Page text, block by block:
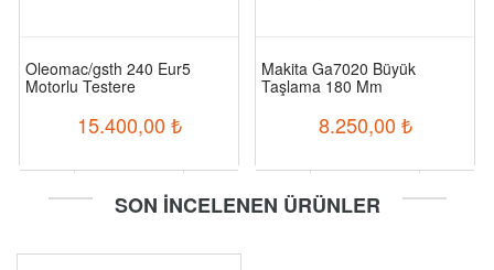
Oleomac/gsth 240 Eur5
Motorlu Testere
15.400,00 ₺
Makita Ga7020 Büyük
Taşlama 180 Mm
8.250,00 ₺
SON İNCELENEN ÜRÜNLER